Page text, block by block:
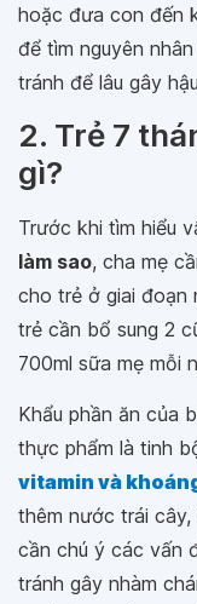
hoặc đưa con đến
để tìm nguyên
tránh để lâu gây
2. Trẻ 7
gì?
Trước khi tìm hiểu
làm sao, cha mẹ
cho trẻ ở giai đoạn
trẻ cần bổ sung 2
700ml sữa mẹ mỗi
Khẩu phần ăn của
thực phẩm là tinh
vitamin và
thêm nước trái cây,
cần chú ý các vấn
tránh gây nhàm